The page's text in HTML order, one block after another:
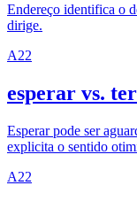
Endereço identifica o
dirige.
A22
esperar vs.
Esperar pode ser
explicita o sentido
A22